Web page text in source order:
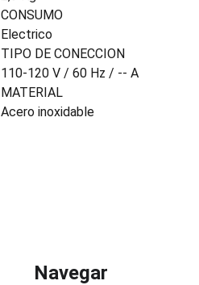
CONSUMO
Electrico
TIPO DE CONECCION
110-120 V / 60 Hz / -- A
MATERIAL
Acero inoxidable
Navegar